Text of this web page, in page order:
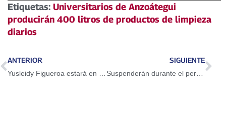
audio
Etiquetas: Universitarios de Anzoátegui
producirán 400 litros de productos de limpieza
diarios
ANTERIOR SIGUIENTE
Suspenderán durante el período vacacional el canal de contraflujo en la Francisco Fajardo